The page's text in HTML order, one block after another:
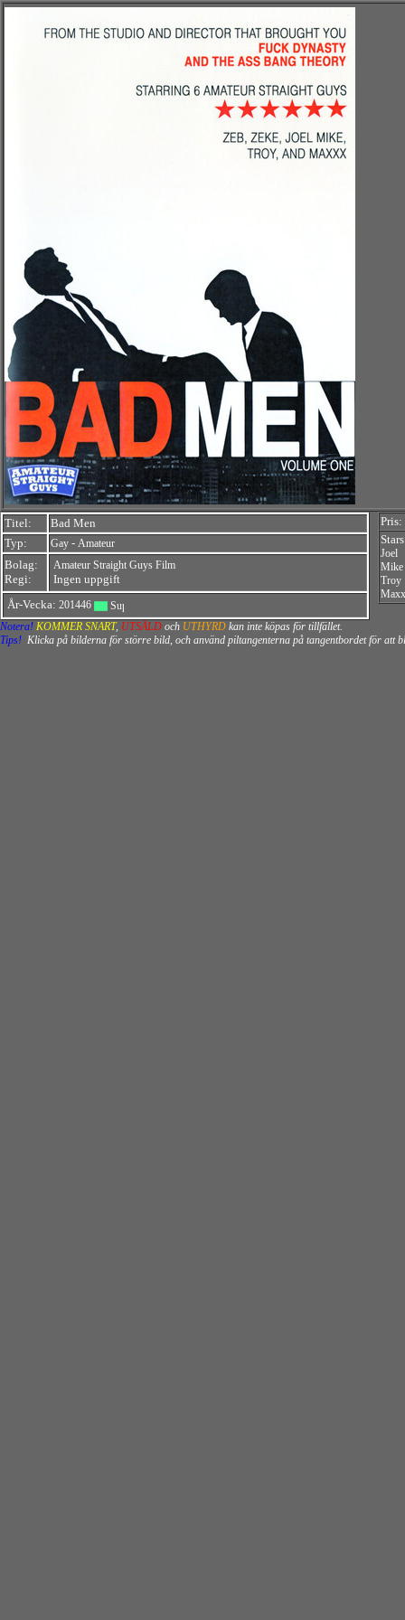
Titel:
Bad Men
Typ:
Gay - Amateur
Bolag:
Regi:
Amateur Straight Guys Film
Ingen uppgift
År-Vecka: 201446
Joel
Mike
Troy
Notera! KOMMER SNART, UTSÅLD och UTHYRD kan inte köpas för tillfället.
Tips! Klicka på bilderna för större bild, och använd piltangenterna på tangentbordet för att